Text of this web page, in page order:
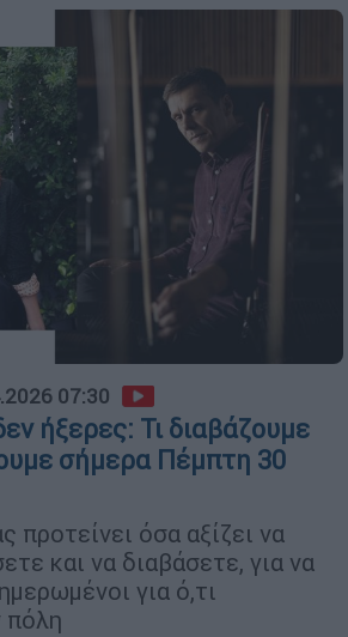
07:30
ήξερες: Τι διαβάζουμε
σήμερα Πέμπτη 30
προτείνει όσα αξίζει να
και να διαβάσετε, για να
για ό,τι
πόλη